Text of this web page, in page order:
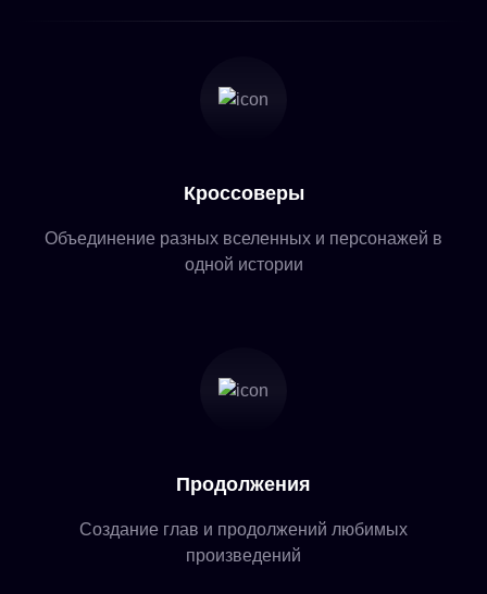
Кроссоверы
Объединение разных вселенных и персонажей в
одной истории
Продолжения
Создание глав и продолжений любимых
произведений